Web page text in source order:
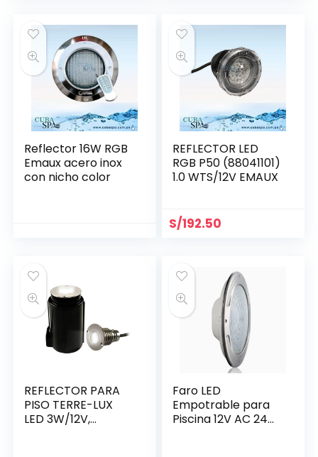
Reflector 16W RGB
Emaux acero inox
con nicho color
REFLECTOR LED
RGB P50 (88041101)
1.0 WTS/12V EMAUX
S/192.50
REFLECTOR PARA
PISO TERRE-LUX
LED 3W/12V,
Faro LED
Empotrable para
Piscina 12V AC 24W